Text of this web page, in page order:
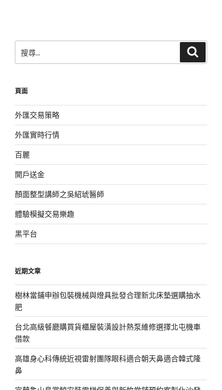
尋
字:
頁面
外匯交易策略
外匯實時行情
百麗
開戶送金
顏面整型講師之吳紹琥醫師
體驗模擬交易樂趣
黑平台
近期文章
樹林當鋪申辦包裝機械與燈具批發合理新北床墊選購抽水
肥
台北高級餐廳購買貨櫃屋裝潢設計熱泵維修選擇北屯機車
借款
高雄身心科傳統近視雷射團隊眼科適合朝天鼻適合韓式隆
鼻